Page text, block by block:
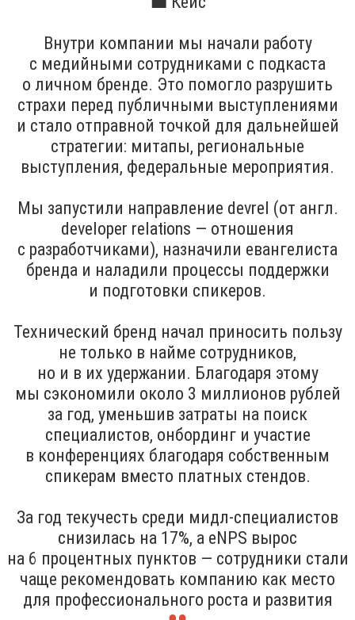
Внутри компании мы начали работу
с медийными сотрудниками с подкаста
о личном бренде. Это помогло разрушить
страхи перед публичными выступлениями
и стало отправной точкой для дальнейшей
стратегии: митапы, региональные
выступления, федеральные мероприятия.
Мы запустили направление devrel (от англ.
developer relations — отношения
с разработчиками), назначили евангелиста
бренда и наладили процессы поддержки
и подготовки спикеров.
Технический бренд начал приносить пользу
не только в найме сотрудников,
но и в их удержании. Благодаря этому
мы сэкономили около 3 миллионов рублей
за год, уменьшив затраты на поиск
специалистов, онбординг и участие
в конференциях благодаря собственным
спикерам вместо платных стендов.
За год текучесть среди мидл-специалистов
снизилась на 17%, а eNPS вырос
на 6 процентных пунктов — сотрудники стали
чаще рекомендовать компанию как место
для профессионального роста и развития